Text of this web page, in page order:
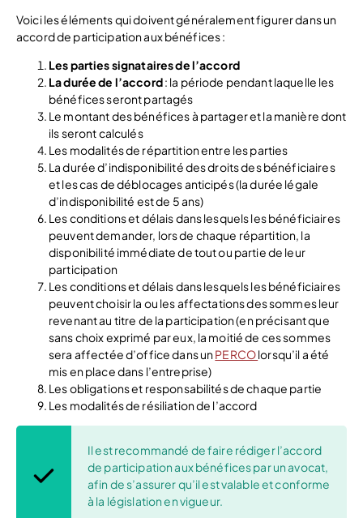
Voici les éléments qui doivent généralement figurer dans un
accord de participation aux bénéfices :
Les parties signataires de l’accord
La durée de l’accord: la période pendant laquelle les
bénéfices seront partagés
Le montant des bénéfices à partager et la manière dont
ils seront calculés
Les modalités de répartition entre les parties
La durée d’indisponibilité des droits des bénéficiaires
et les cas de déblocages anticipés (la durée légale
d’indisponibilité est de 5 ans)
Les conditions et délais dans lesquels les bénéficiaires
peuvent demander, lors de chaque répartition, la
disponibilité immédiate de tout ou partie de leur
participation
Les conditions et délais dans lesquels les bénéficiaires
peuvent choisir la ou les affectations des sommes leur
revenant au titre de la participation (en précisant que
sans choix exprimé par eux, la moitié de ces sommes
sera affectée d’office dans unPERCOlorsqu’il a été
mis en place dans l’entreprise)
Les obligations et responsabilités de chaque partie
Les modalités de résiliation de l’accord
Il est recommandé de faire rédiger l’accord
de participation aux bénéfices par un avocat,
afin de s’assurer qu’il est valable et conforme
à la législation en vigueur.